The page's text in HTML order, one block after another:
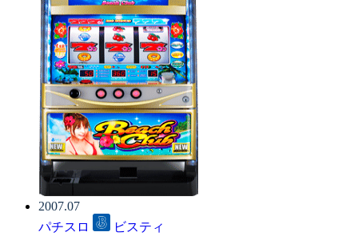
2007.07
パチスロ
ビスティ